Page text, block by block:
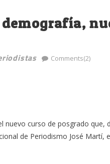
Comments(2)
nuevo curso de posgrado
de Periodismo José Martí,